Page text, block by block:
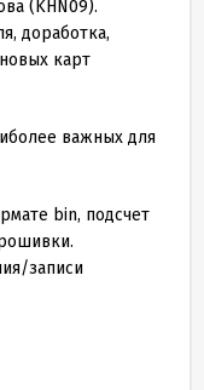
(KHN09).
доработка,
карт
важных для
bin, подсчет
записи